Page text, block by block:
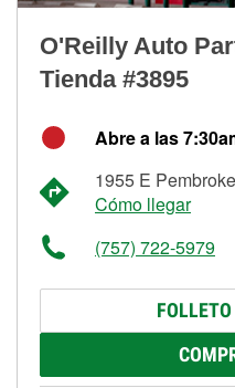
O'Reilly Auto
Tienda #3895
Abre a las
1955 E
Cómo llegar
(757) 722-5979